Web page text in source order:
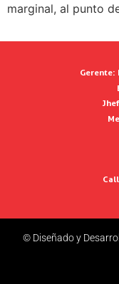
marginal, al punto
Gerente:
© Diseñado y